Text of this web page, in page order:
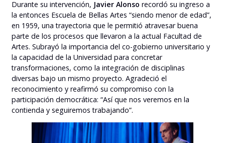
Durante su intervención, Javier Alonso recordó su ingreso a
la entonces Escuela de Bellas Artes “siendo menor de edad”,
en 1959, una trayectoria que le permitió atravesar buena
parte de los procesos que llevaron a la actual Facultad de
Artes. Subrayó la importancia del co-gobierno universitario y
la capacidad de la Universidad para concretar
transformaciones, como la integración de disciplinas
diversas bajo un mismo proyecto. Agradeció el
reconocimiento y reafirmó su compromiso con la
participación democrática: “Así que nos veremos en la
contienda y seguiremos trabajando”.